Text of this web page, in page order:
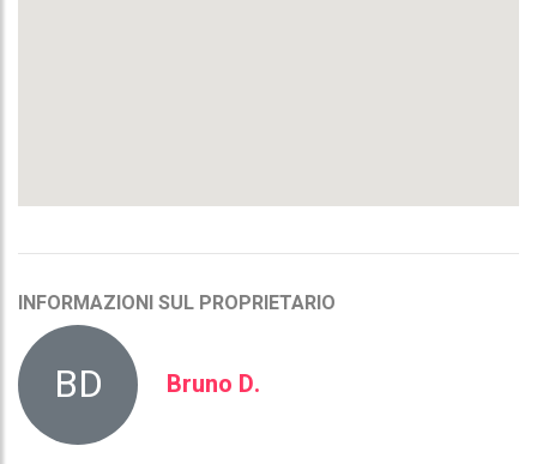
INFORMAZIONI SUL PROPRIETARIO
BD Bruno D.